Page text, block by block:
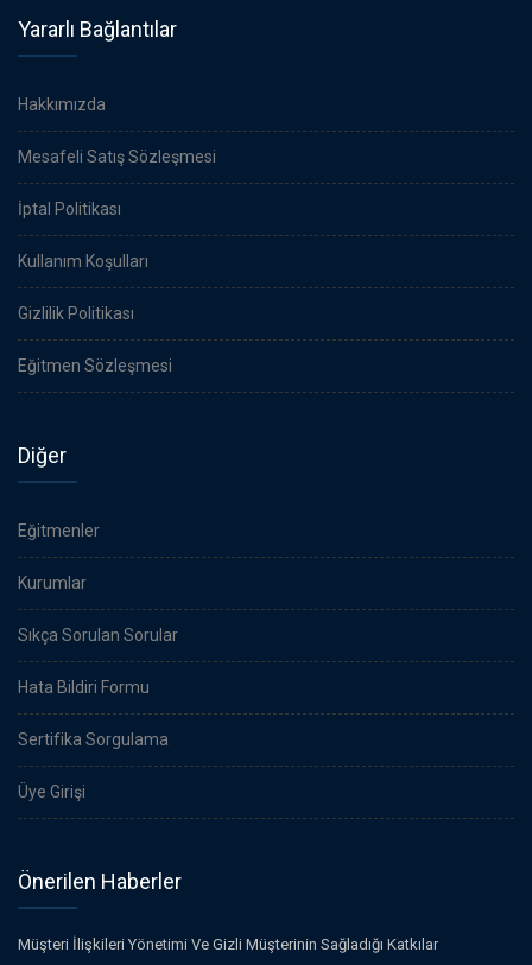
Yararlı Bağlantılar
Hakkımızda
Mesafeli Satış Sözleşmesi
İptal Politikası
Kullanım Koşulları
Gizlilik Politikası
Eğitmen Sözleşmesi
Diğer
Eğitmenler
Kurumlar
Sıkça Sorulan Sorular
Hata Bildiri Formu
Sertifika Sorgulama
Üye Girişi
Önerilen Haberler
Müşteri İlişkileri Yönetimi Ve Gizli Müşterinin Sağladığı Katkılar